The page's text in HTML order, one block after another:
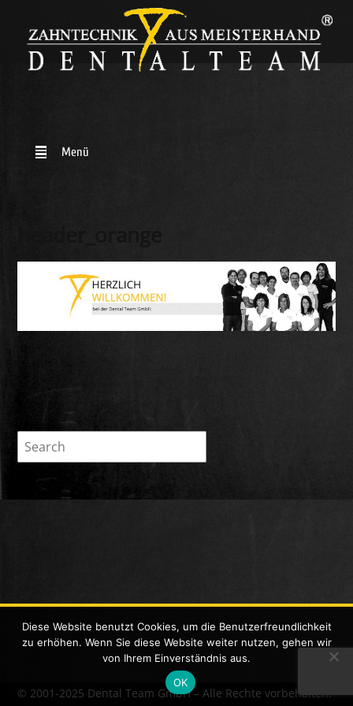
© 2001-2025 Dental Team GmbH – Alle Rechte vorbehalten.
Diese Website benutzt Cookies, um die Benutzerfreundlichkeit
zu erhöhen. Wenn Sie diese Website weiter nutzen, gehen wir
von Ihrem Einverständnis aus.
OK